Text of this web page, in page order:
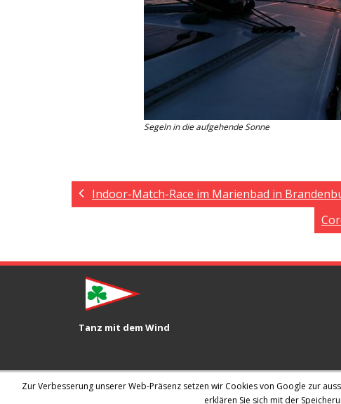
Segeln in die aufgehende Sonne
Indoor-Match-Race im Marienbad in
Tanz mit dem Wind
Zur Verbesserung unserer Web-Präsenz setzen wir Cookies von Google zur
erklären Sie sich mit der